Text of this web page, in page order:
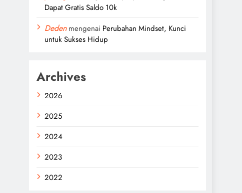
Dapat Gratis Saldo 10k
Dedenmengenai Perubahan Mindset, Kunci
untuk Sukses Hidup
Archives
2026
2025
2024
2023
2022